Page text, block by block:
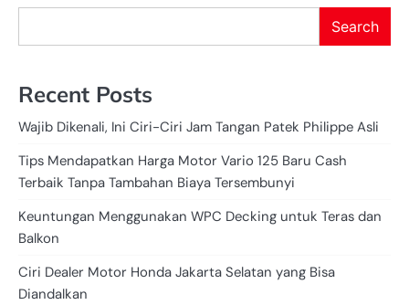
Search
Recent Posts
Wajib Dikenali, Ini Ciri-Ciri Jam Tangan Patek Philippe Asli
Tips Mendapatkan Harga Motor Vario 125 Baru Cash
Terbaik Tanpa Tambahan Biaya Tersembunyi
Keuntungan Menggunakan WPC Decking untuk Teras dan
Balkon
Ciri Dealer Motor Honda Jakarta Selatan yang Bisa
Diandalkan